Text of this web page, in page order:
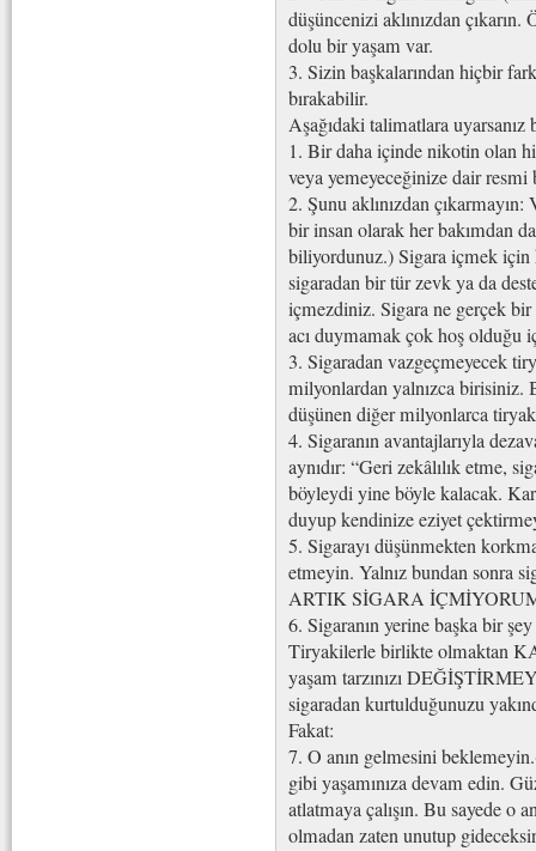
düşüncenizi aklınızdan
dolu bir yaşam var.
3. Sizin başkalarından hiçbir
bırakabilir.
Aşağıdaki talimatlara uyarsanız
1. Bir daha içinde nikotin olan
veya yemeyeceğinize dair resmi
2. Şunu aklınızdan
bir insan olarak her bakımdan
biliyordunuz.) Sigara içmek için
sigaradan bir tür zevk ya da
içmezdiniz. Sigara ne gerçek
acı duymamak çok hoş olduğu
3. Sigaradan vazgeçmeyecek
milyonlardan yalnızca birisiniz.
düşünen diğer milyonlarca
4. Sigaranın avantajlarıyla
aynıdır: “Geri zekâlılık etme,
böyleydi yine böyle kalacak.
duyup kendinize eziyet
5. Sigarayı düşünmekten
etmeyin. Yalnız bundan sonra
ARTIK SİGARA
6. Sigaranın yerine başka bir
Tiryakilerle birlikte olmaktan
yaşam tarzınızı
sigaradan kurtulduğunuzu
Fakat:
7. O anın gelmesini
gibi yaşamınıza devam edin.
atlatmaya çalışın. Bu sayede o
olmadan zaten unutup